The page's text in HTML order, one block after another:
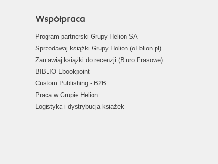
Współpraca
Program partnerski Grupy Helion SA
Sprzedawaj książki Grupy Helion (eHelion.pl)
Zamawiaj książki do recenzji (Biuro Prasowe)
BIBLIO Ebookpoint
Custom Publishing - B2B
Praca w Grupie Helion
Logistyka i dystrybucja książek